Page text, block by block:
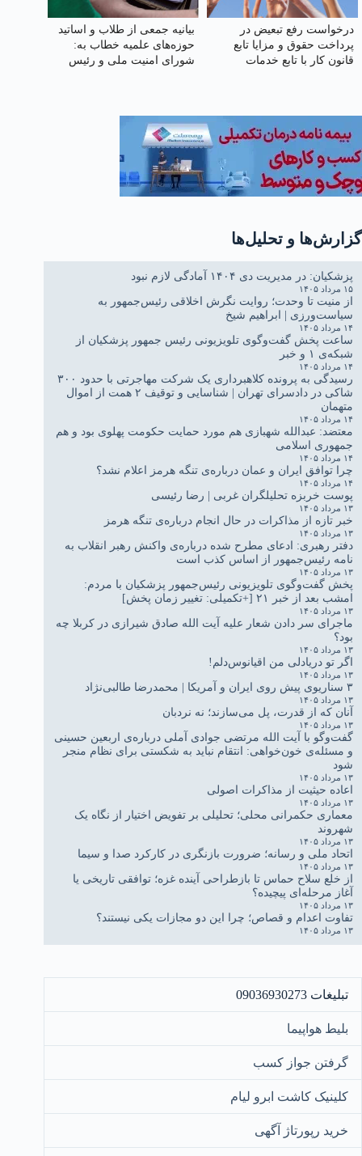
درخواست رفع تبعیض در
پرداخت حقوق و مزایا تابع
قانون کار با تابع خدمات
بیانیه جمعی از طلاب و اساتید
حوزه‌های علمیه خطاب به:
شورای امنیت ملی و رئیس
گزارش‌ها و تحلیل‌ها
پزشکیان: در مدیریت دی ۱۴۰۴ آمادگی لازم نبود
۱۵ مرداد ۱۴۰۵
از منیت تا وحدت؛ روایت نگرش اخلاقی رئیس‌جمهور به
سیاست‌ورزی | ابراهیم شیخ
۱۴ مرداد ۱۴۰۵
ساعت پخش گفت‌وگوی تلویزیونی رئیس جمهور پزشکیان از
شبکه‌ی ۱ و خبر
۱۴ مرداد ۱۴۰۵
رسیدگی به پرونده کلاهبرداری یک شرکت مهاجرتی با حدود ۳۰۰
شاکی در دادسرای تهران | شناسایی و توقیف ۲ همت از اموال
متهمان
۱۴ مرداد ۱۴۰۵
معتضد: عبدالله شهبازی هم مورد حمایت حکومت پهلوی بود و هم
جمهوری اسلامی
۱۴ مرداد ۱۴۰۵
چرا توافق ایران و عمان درباره‌ی تنگه هرمز اعلام نشد؟
۱۴ مرداد ۱۴۰۵
پوست خربزه تحلیلگران غربی | رضا رئیسی
۱۳ مرداد ۱۴۰۵
خبر تازه از مذاکرات در حال انجام درباره‌ی تنگه هرمز
۱۳ مرداد ۱۴۰۵
دفتر رهبری: ادعای مطرح شده درباره‌ی واکنش رهبر انقلاب به
نامه رئیس‌جمهور از اساس کذب است
۱۳ مرداد ۱۴۰۵
پخش گفت‌وگوی تلویزیونی رئیس‌جمهور پزشکیان با مردم:
امشب بعد از خبر ۲۱ [+تکمیلی: تغییر زمان پخش]
۱۳ مرداد ۱۴۰۵
ماجرای سر دادن شعار علیه آیت الله صادق شیرازی در کربلا چه
بود؟
۱۳ مرداد ۱۴۰۵
اگر تو دریادلی من اقیانوس‌دلم!
۱۳ مرداد ۱۴۰۵
۳ سناریوی پیش روی ایران و آمریکا | محمدرضا طالبی‌نژاد
۱۳ مرداد ۱۴۰۵
آنان که از قدرت، پل می‌سازند؛ نه نردبان
۱۳ مرداد ۱۴۰۵
گفت‌وگو با آیت الله مرتضی جوادی آملی درباره‌ی اربعین حسینی
و مسئله‌ی خون‌خواهی: انتقام نباید به شکستی برای نظام منجر
شود
۱۳ مرداد ۱۴۰۵
اعاده حیثیت از مذاکرات اصولی
۱۳ مرداد ۱۴۰۵
معماری حکمرانی محلی؛ تحلیلی بر تفویض اختیار از نگاه یک
شهروند
۱۳ مرداد ۱۴۰۵
اتحاد ملی و رسانه؛ ضرورت بازنگری در کارکرد صدا و سیما
۱۳ مرداد ۱۴۰۵
از خلع سلاح حماس تا بازطراحی آینده غزه؛ توافقی تاریخی یا
آغاز مرحله‌ای پیچیده؟
۱۳ مرداد ۱۴۰۵
تفاوت اعدام و قصاص؛ چرا این دو مجازات یکی نیستند؟
۱۳ مرداد ۱۴۰۵
تبلیغات 09036930273
بلیط هواپیما
گرفتن جواز کسب
کلینیک کاشت ابرو لیام
خرید رپورتاژ آگهی